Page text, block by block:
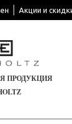
Акции и
ПРОДУКЦИЯ